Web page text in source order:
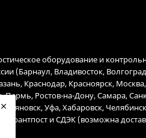
оборудование и
(Барнаул, Владивосток,
Краснодар, Красноярск,
Пермь, Ростов-на-Дону, Самара,
Уфа, Хабаровск,
Гарантпост и СДЭК (возможна